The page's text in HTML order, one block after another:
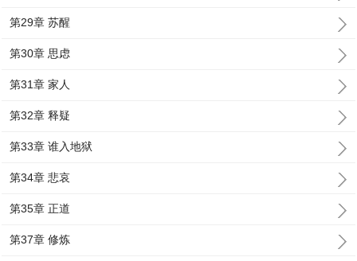
第29章 苏醒
第30章 思虑
第31章 家人
第32章 释疑
第33章 谁入地狱
第34章 悲哀
第35章 正道
第37章 修炼